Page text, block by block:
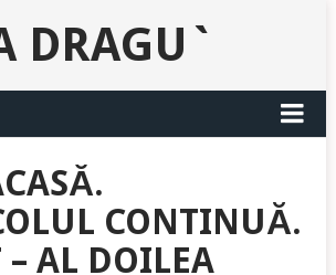
DRAGU`
CONTINUĂ.
AL DOILEA